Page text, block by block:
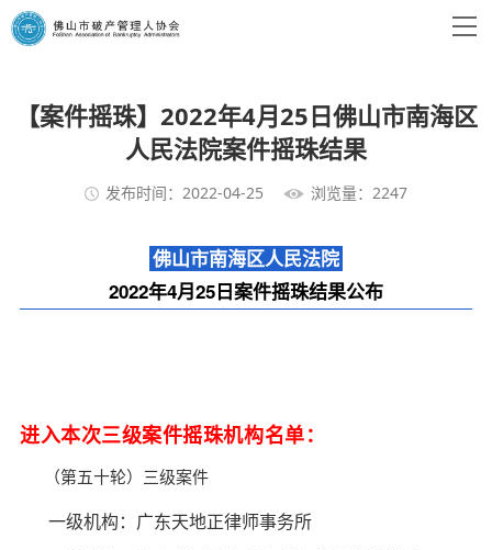
【案件摇珠】2022年4月25日佛山市南海区
人民法院案件摇珠结果
发布时间：2022-04-25 浏览量：2247
佛山市南海区人民法院
2022年4月25日案件摇珠结果公布
进入本次三级案件摇珠机构名单：
（第五十轮）三级案件
一级机构：广东天地正律师事务所